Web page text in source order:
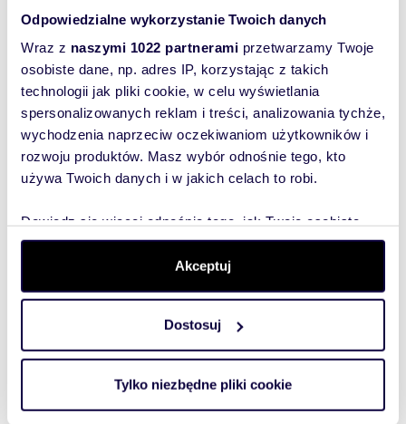
Odpowiedzialne wykorzystanie Twoich danych
Wraz z naszymi 1022 partnerami przetwarzamy Twoje
osobiste dane, np. adres IP, korzystając z takich
technologii jak pliki cookie, w celu wyświetlania
spersonalizowanych reklam i treści, analizowania tychże,
wychodzenia naprzeciw oczekiwaniom użytkowników i
rozwoju produktów. Masz wybór odnośnie tego, kto
używa Twoich danych i w jakich celach to robi.
Dowiedz się więcej odnośnie tego, jak Twoje osobiste
dane są przetwarzane oraz ustaw własne preferencje w
. W Deklaracji plików cookie możesz
zmienić lub wycofać swoją zgodę w dowolnej chwili.
Wykorzystujemy pliki cookie do spersonalizowania treści
i reklam, aby oferować funkcje społecznościowe i
korzystasz z naszej witryny, udostępniamy partnerom
Akceptuj
Dostosuj
Tylko niezbędne pliki cookie
Podobne
nieruchomości